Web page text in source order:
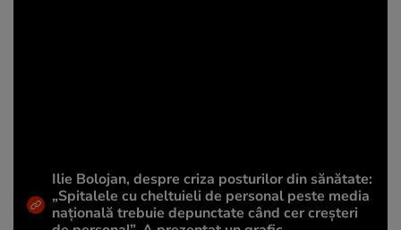
Ilie Bolojan, despre criza posturilor din sănătate:
„Spitalele cu cheltuieli de personal peste media
națională trebuie depunctate când cer creșteri